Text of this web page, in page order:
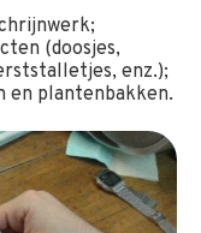
(doosjes,
enz.);
en plantenbakken.